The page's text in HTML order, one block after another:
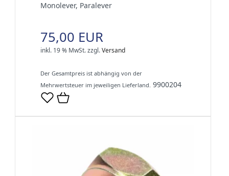
Monolever, Paralever
75,00 EUR
inkl. 19 % MwSt.zzgl.Versand
Der Gesamtpreis ist abhängig von der
Mehrwertsteuer im jeweiligen Lieferland. 9900204